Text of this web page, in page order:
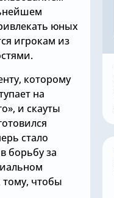
юных
игрокам из
которому
на
и скауты
стало
борьбу за
тому, чтобы